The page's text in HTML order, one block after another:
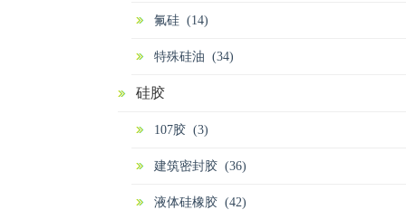
氟硅 (14)
特殊硅油 (34)
硅胶
107胶 (3)
建筑密封胶 (36)
液体硅橡胶 (42)